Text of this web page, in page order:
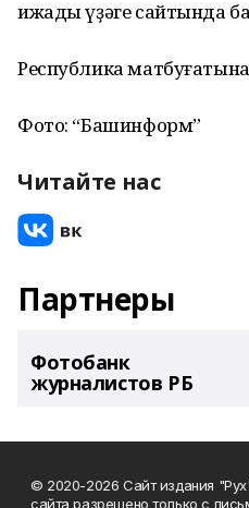
ижады үҙәге сайтында
Республика
Фото: “Башинформ”
Читайте нас
Партнеры
Фотобанк
журналистов РБ
© 2020-2026 Сайт издания
сайта разрешено только с